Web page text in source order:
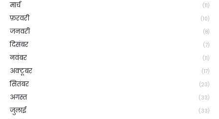
मार्च (11)
फ़रवरी (10)
जनवरी (8)
दिसंबर (7)
नवंबर (11)
अक्टूबर (17)
सितंबर (23)
अगस्त (33)
जुलाई (33)